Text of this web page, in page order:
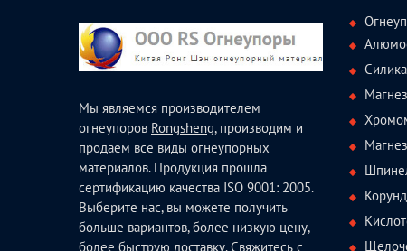
Мы являемся производителем
огнеупоров Rongsheng, производим и
продаем все виды огнеупорных
материалов. Продукция прошла
сертификацию качества ISO 9001: 2005.
Выберите нас, вы можете получить
больше вариантов, более низкую цену,
более быструю доставку. Свяжитесь с